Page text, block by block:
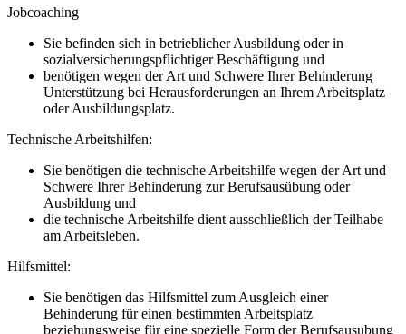
Jobcoaching
Sie befinden sich in betrieblicher Ausbildung oder in
sozialversicherungspflichtiger Beschäftigung und
benötigen wegen der Art und Schwere Ihrer Behinderung
Unterstützung bei Herausforderungen an Ihrem Arbeitsplatz
oder Ausbildungsplatz.
Technische Arbeitshilfen:
Sie benötigen die technische Arbeitshilfe wegen der Art und
Schwere Ihrer Behinderung zur Berufsausübung oder
Ausbildung und
die technische Arbeitshilfe dient ausschließlich der Teilhabe
am Arbeitsleben.
Hilfsmittel:
Sie benötigen das Hilfsmittel zum Ausgleich einer
Behinderung für einen bestimmten Arbeitsplatz
beziehungsweise für eine spezielle Form der Berufsausubung